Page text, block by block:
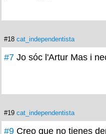
#18 cat_independentista
#7 Jo sóc l'Artur Mas i
#19 cat_independentista
#9 Creo que no tienes